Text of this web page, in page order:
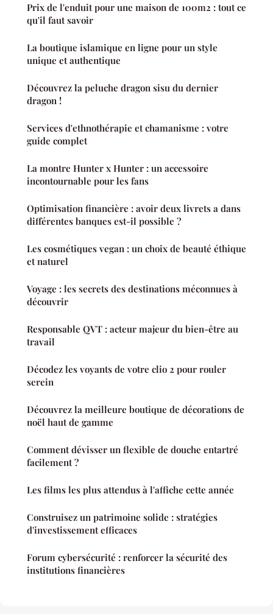
Prix de l'enduit pour une maison de 100m2 : tout ce
qu'il faut savoir
La boutique islamique en ligne pour un style
unique et authentique
Découvrez la peluche dragon sisu du dernier
dragon !
Services d'ethnothérapie et chamanisme : votre
guide complet
La montre Hunter x Hunter : un accessoire
incontournable pour les fans
Optimisation financière : avoir deux livrets a dans
différentes banques est-il possible ?
Les cosmétiques vegan : un choix de beauté éthique
et naturel
Voyage : les secrets des destinations méconnues à
découvrir
Responsable QVT : acteur majeur du bien-être au
travail
Décodez les voyants de votre clio 2 pour rouler
serein
Découvrez la meilleure boutique de décorations de
noël haut de gamme
Comment dévisser un flexible de douche entartré
facilement ?
Les films les plus attendus à l'affiche cette année
Construisez un patrimoine solide : stratégies
d'investissement efficaces
Forum cybersécurité : renforcer la sécurité des
institutions financières